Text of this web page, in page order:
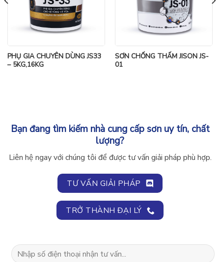
PHỤ GIA CHUYÊN DÙNG JS33
– 5KG,16KG
SƠN CHỐNG THẤM JISON JS-
01
Bạn đang tìm kiếm nhà cung cấp sơn uy tín, chất
lượng?
Liên hệ ngay với chúng tôi để được tư vấn giải pháp phù hợp.
TƯ VẤN GIẢI PHÁP
TRỞ THÀNH ĐẠI LÝ